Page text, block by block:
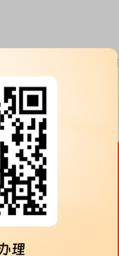
指下跌0.66%，道指
。10年期美债收益
4.9%。
司。
席任期于5月结束